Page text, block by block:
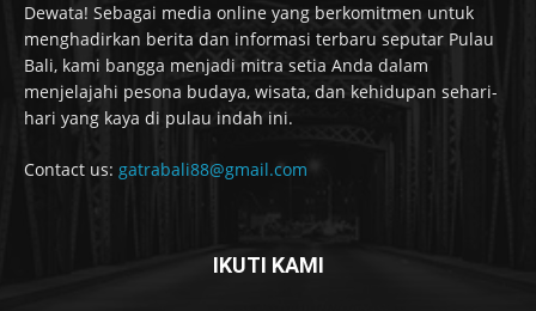
Dewata! Sebagai media online yang berkomitmen untuk
menghadirkan berita dan informasi terbaru seputar Pulau
Bali, kami bangga menjadi mitra setia Anda dalam
menjelajahi pesona budaya, wisata, dan kehidupan sehari-
hari yang kaya di pulau indah ini.
Contact us: gatrabali88@gmail.com
IKUTI KAMI